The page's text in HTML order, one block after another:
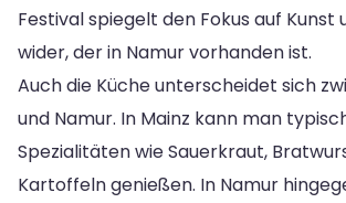
Festival spiegelt den Fokus auf Kunst
wider, der in Namur vorhanden ist.
Auch die Küche unterscheidet sich
und Namur. In Mainz kann man
Spezialitäten wie Sauerkraut,
Kartoffeln genießen. In Namur